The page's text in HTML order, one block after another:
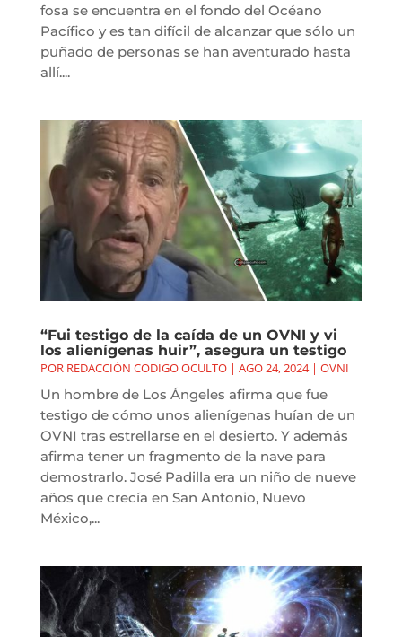
fosa se encuentra en el fondo del Océano
Pacífico y es tan difícil de alcanzar que sólo un
puñado de personas se han aventurado hasta
allí....
“Fui testigo de la caída de un OVNI y vi
los alienígenas huir”, asegura un testigo
POR REDACCIÓN CODIGO OCULTO| AGO 24, 2024| OVNI
Un hombre de Los Ángeles afirma que fue
testigo de cómo unos alienígenas huían de un
OVNI tras estrellarse en el desierto. Y además
afirma tener un fragmento de la nave para
demostrarlo. José Padilla era un niño de nueve
años que crecía en San Antonio, Nuevo
México,...